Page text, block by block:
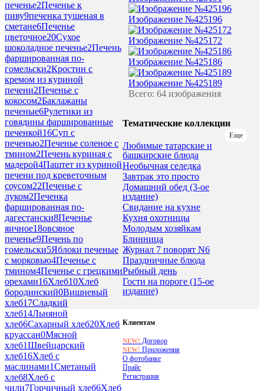
печенье2Печенье к
пиву9печенка тушеная в
сметане6Печенье
цветочное20Сухое
шоколадное печенье2Печень
фаршированная по-
гомельски2Кростин с
кремом из куриной
печени2Печенье с
кокосом2Баклажаны
печеные6Рулетики из
говядины фаршированные
печенкой16Суп с
печенью2Печенье соленое с
тмином2Печень куриная с
мадерой4Паштет из куриной
печени под креветочным
соусом22Печенье с
луком2Печенка
фаршированная по-
дагестански8Печенье
яичное18овсяное
печенье9Печень по
гомельски5Яблоки печеные
с морковью4Печенье с
тмином4Печенье с грецкими
орехами16Хлеб10Хлеб
бородинский0Вишневый
хлеб17Сладкий
хлеб14Льняной
хлеб6Сахарный хлеб20Хлеб
круассан0Мясной
хлеб1Швейцарский
хлеб16Хлеб с
маслинами1Сметаный
хлеб8Хлеб с
чили7Горчичный хлеб6Хлеб
Изображение №425196
Изображение №425172
Изображение №425186
Изображение №425189
Всего: 64 изображения
Тематические коллекции
Еще
Любимые татарские и
башкирские блюда
Необычная селедка
Завтрак это просто
Домашний обед (3-ое
издание)
Свидание на кухне
Кухня охотницы
Молодым хозяйкам
Блинница
Журнал 7 поворят N6
Праздничные блюда
Рыбный день
Гости на пороге (15-ое
издание)
Клиентам
NEW! Договор
NEW! Приложения
О фотобанке
Прайс
Регистрация